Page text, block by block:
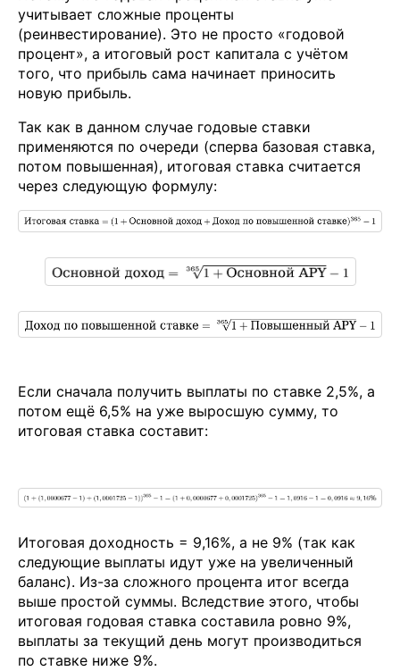
учитывает сложные проценты
(реинвестирование). Это не просто «годовой
процент», а итоговый рост капитала с учётом
того, что прибыль сама начинает приносить
новую прибыль.
Так как в данном случае годовые ставки
применяются по очереди (сперва базовая ставка,
потом повышенная), итоговая ставка считается
через следующую формулу:
Если сначала получить выплаты по ставке 2,5%, а
потом ещё 6,5% на уже выросшую сумму, то
итоговая ставка составит:
Итоговая доходность = 9,16%, а не 9% (так как
следующие выплаты идут уже на увеличенный
баланс). Из-за сложного процента итог всегда
выше простой суммы. Вследствие этого, чтобы
итоговая годовая ставка составила ровно 9%,
выплаты за текущий день могут производиться
по ставке ниже 9%.